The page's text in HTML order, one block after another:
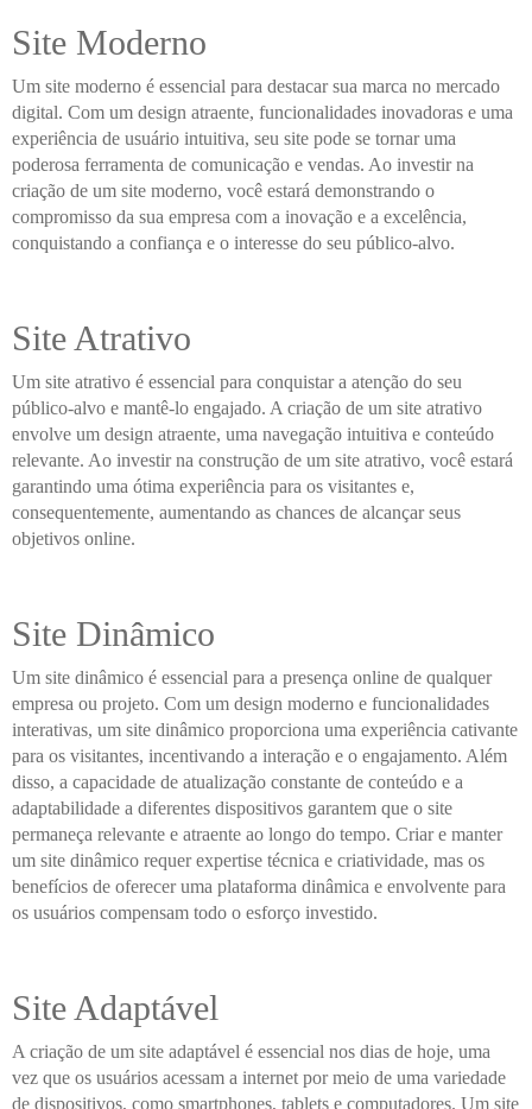
Site Moderno
Um site moderno é essencial para destacar sua marca no mercado
digital. Com um design atraente, funcionalidades inovadoras e uma
experiência de usuário intuitiva, seu site pode se tornar uma
poderosa ferramenta de comunicação e vendas. Ao investir na
criação de um site moderno, você estará demonstrando o
compromisso da sua empresa com a inovação e a excelência,
conquistando a confiança e o interesse do seu público-alvo.
Site Atrativo
Um site atrativo é essencial para conquistar a atenção do seu
público-alvo e mantê-lo engajado. A criação de um site atrativo
envolve um design atraente, uma navegação intuitiva e conteúdo
relevante. Ao investir na construção de um site atrativo, você estará
garantindo uma ótima experiência para os visitantes e,
consequentemente, aumentando as chances de alcançar seus
objetivos online.
Site Dinâmico
Um site dinâmico é essencial para a presença online de qualquer
empresa ou projeto. Com um design moderno e funcionalidades
interativas, um site dinâmico proporciona uma experiência cativante
para os visitantes, incentivando a interação e o engajamento. Além
disso, a capacidade de atualização constante de conteúdo e a
adaptabilidade a diferentes dispositivos garantem que o site
permaneça relevante e atraente ao longo do tempo. Criar e manter
um site dinâmico requer expertise técnica e criatividade, mas os
benefícios de oferecer uma plataforma dinâmica e envolvente para
os usuários compensam todo o esforço investido.
Site Adaptável
A criação de um site adaptável é essencial nos dias de hoje, uma
vez que os usuários acessam a internet por meio de uma variedade
de dispositivos, como smartphones, tablets e computadores. Um site